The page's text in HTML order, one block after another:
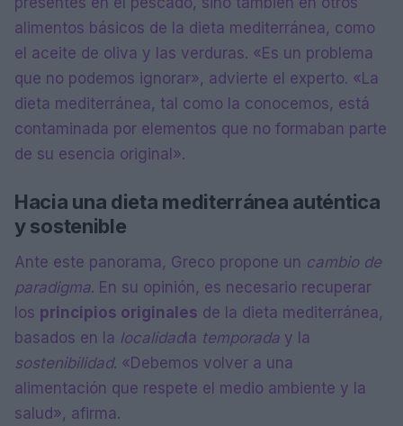
alimentos básicos de la dieta mediterránea, como
el aceite de oliva y las verduras. «Es un problema
que no podemos ignorar», advierte el experto. «La
dieta mediterránea, tal como la conocemos, está
contaminada por elementos que no formaban parte
de su esencia original».
Hacia una dieta mediterránea auténtica
y sostenible
Ante este panorama, Greco propone un cambio de
paradigma. En su opinión, es necesario recuperar
los principios originales de la dieta mediterránea,
basados en la localidadla temporada y la
sostenibilidad. «Debemos volver a una
alimentación que respete el medio ambiente y la
salud», afirma.